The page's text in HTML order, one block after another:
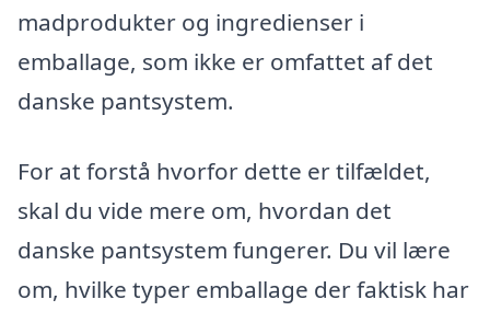
madprodukter og ingredienser i
emballage, som ikke er omfattet af det
danske pantsystem.
For at forstå hvorfor dette er tilfældet,
skal du vide mere om, hvordan det
danske pantsystem fungerer. Du vil lære
om, hvilke typer emballage der faktisk har